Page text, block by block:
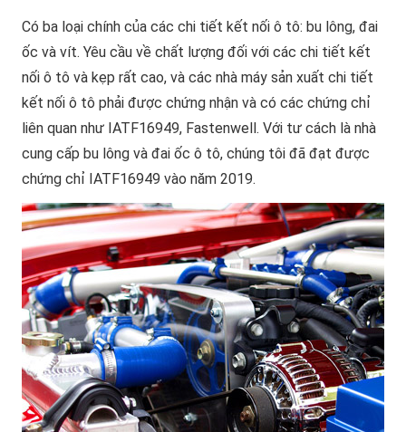
Có ba loại chính của các chi tiết kết nối ô tô: bu lông, đai
ốc và vít. Yêu cầu về chất lượng đối với các chi tiết kết
nối ô tô và kẹp rất cao, và các nhà máy sản xuất chi tiết
kết nối ô tô phải được chứng nhận và có các chứng chỉ
liên quan như IATF16949, Fastenwell. Với tư cách là nhà
cung cấp bu lông và đai ốc ô tô, chúng tôi đã đạt được
chứng chỉ IATF16949 vào năm 2019.